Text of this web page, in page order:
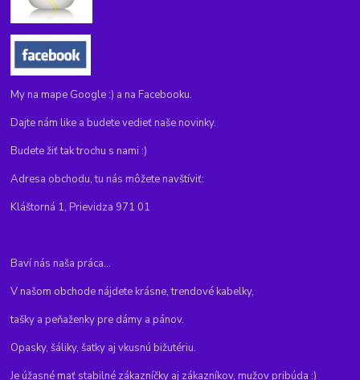
My na mape Google :) a na Facebooku.
Dajte nám like a budete vedieť naše novinky.
Budete žiť tak trochu s nami :)
Adresa obchodu, tu nás môžete navštíviť:
Kláštorná 1, Prievidza 971 01
Baví nás naša práca...
V našom obchode nájdete krásne, trendové kabelky,
tašky a peňaženky pre dámy a pánov.
Opasky, šáliky, šatky aj vkusnú bižutériu.
Je úžasné mať stabilné zákazníčky aj zákazníkov, mužov pribúda :)